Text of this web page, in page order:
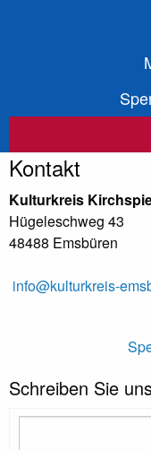
Kontakt
Kulturkreis
Hügeleschweg 43
48488 Emsbüren
info@kulturkreis-
Schreiben Sie